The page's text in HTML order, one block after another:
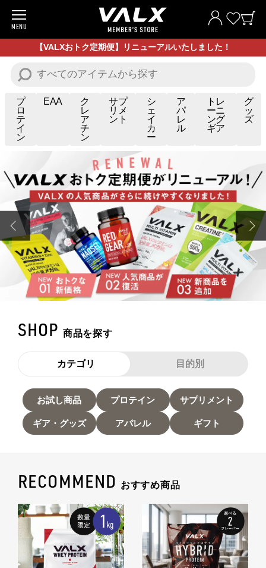
MENU
商品一覧
お試し商品
サプリメント
アパレル
お買い得商品
全ての商品
VALXについて
VALXについて
はじめての方へ
お客様リアルレビュー
お客様サポート
ご利用ガイド
成分・アレルギー情報
お問い合わせ
【VALXおトク定期便】リニューアルいたしました！
プ
ロ
テ
イ
ン
EAA
ク
レ
ア
チ
ン
サプ
リメ
ント
シ
ェ
イ
カ
ー
ア
パ
レ
ル
トレ
ーニ
ング
ギア
グ
ッ
ズ
SHOP 商品を探す
カテゴリ 目的別
お試し商品 プロテイン サプリメント
ギア・グッズ アパレル ギフト
RECOMMEND おすすめ商品